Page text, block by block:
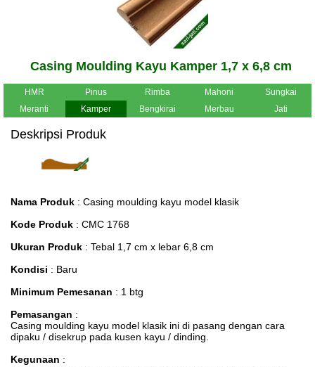
Casing Moulding Kayu Kamper 1,7 x 6,8 cm
HMR Pinus Rimba Mahoni
Sungkai
Meranti
Kamper Bengkirai Merbau Jati
Deskripsi Produk
Nama Produk : Casing moulding kayu model klasik
Kode Produk : CMC 1768
Ukuran Produk : Tebal 1,7 cm x lebar 6,8 cm
Kondisi : Baru
Minimum Pemesanan : 1 btg
Pemasangan :
Casing moulding kayu model klasik ini di pasang dengan cara
dipaku / disekrup pada kusen kayu / dinding.
Kegunaan :